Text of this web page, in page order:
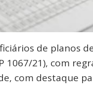
de planos
1067/21), com
com destaque